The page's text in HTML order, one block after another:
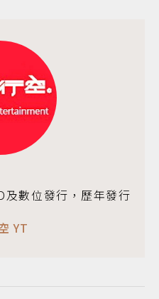
及數位發行，歷年發行
YT